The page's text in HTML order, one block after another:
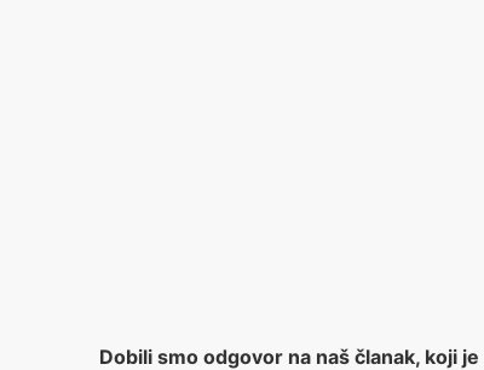
Dobili smo odgovor na naš članak, koji